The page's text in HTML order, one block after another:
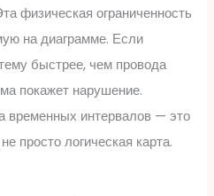
физическая ограниченность
на диаграмме. Если
быстрее, чем провода
покажет нарушение.
временных интервалов — это
просто логическая карта.